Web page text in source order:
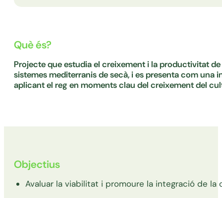
Què és?
Projecte que estudia el creixement i la productivitat
sistemes mediterranis de secà, i es presenta com una
aplicant el reg en moments clau del creixement del
Objectius
Avaluar la viabilitat i promoure la integració de